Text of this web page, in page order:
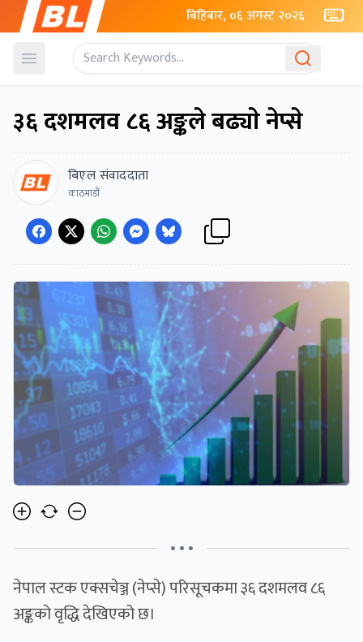
बिहिबार, ०६ अगस्ट २०२६
Open menu
३६ दशमलव ८६ अङ्कले बढ्याे नेप्से
बिएल संवाददाता
काठमाडौं
• • •
नेपाल स्टक एक्सचेञ्ज (नेप्से) परिसूचकमा ३६ दशमलव ८६
अङ्कको वृद्धि देखिएको छ।